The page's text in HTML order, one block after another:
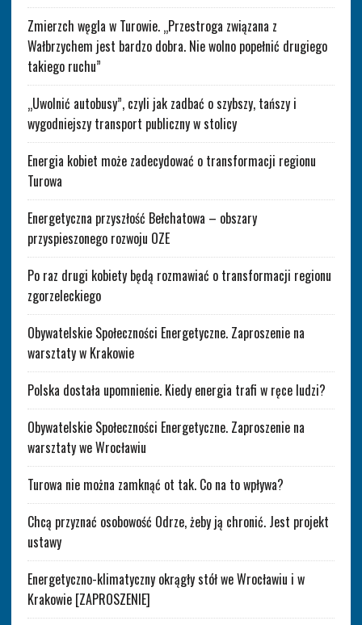
Zmierzch węgla w Turowie. „Przestroga związana z
Wałbrzychem jest bardzo dobra. Nie wolno popełnić drugiego
takiego ruchu”
„Uwolnić autobusy”, czyli jak zadbać o szybszy, tańszy i
wygodniejszy transport publiczny w stolicy
Energia kobiet może zadecydować o transformacji regionu
Turowa
Energetyczna przyszłość Bełchatowa – obszary
przyspieszonego rozwoju OZE
Po raz drugi kobiety będą rozmawiać o transformacji regionu
zgorzeleckiego
Obywatelskie Społeczności Energetyczne. Zaproszenie na
warsztaty w Krakowie
Polska dostała upomnienie. Kiedy energia trafi w ręce ludzi?
Obywatelskie Społeczności Energetyczne. Zaproszenie na
warsztaty we Wrocławiu
Turowa nie można zamknąć ot tak. Co na to wpływa?
Chcą przyznać osobowość Odrze, żeby ją chronić. Jest projekt
ustawy
Energetyczno-klimatyczny okrągły stół we Wrocławiu i w
Krakowie [ZAPROSZENIE]